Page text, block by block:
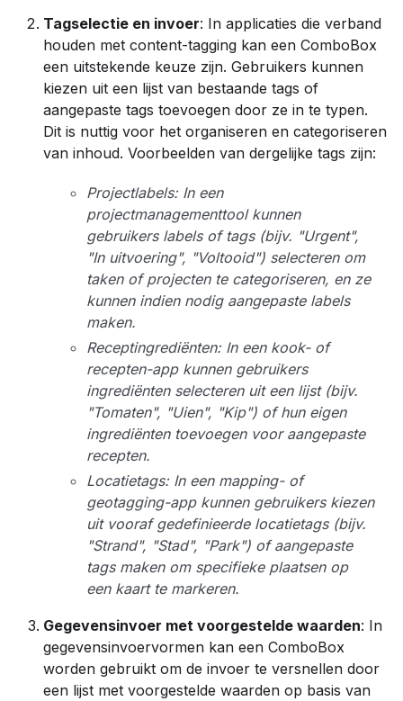
Tagselectie en invoer: In applicaties die verband
houden met content-tagging kan een ComboBox
een uitstekende keuze zijn. Gebruikers kunnen
kiezen uit een lijst van bestaande tags of
aangepaste tags toevoegen door ze in te typen.
Dit is nuttig voor het organiseren en categoriseren
van inhoud. Voorbeelden van dergelijke tags zijn:
Projectlabels: In een
projectmanagementtool kunnen
gebruikers labels of tags (bijv. "Urgent",
"In uitvoering", "Voltooid") selecteren om
taken of projecten te categoriseren, en ze
kunnen indien nodig aangepaste labels
maken.
Receptingrediënten: In een kook- of
recepten-app kunnen gebruikers
ingrediënten selecteren uit een lijst (bijv.
"Tomaten", "Uien", "Kip") of hun eigen
ingrediënten toevoegen voor aangepaste
recepten.
Locatietags: In een mapping- of
geotagging-app kunnen gebruikers kiezen
uit vooraf gedefinieerde locatietags (bijv.
"Strand", "Stad", "Park") of aangepaste
tags maken om specifieke plaatsen op
een kaart te markeren.
Gegevensinvoer met voorgestelde waarden: In
gegevensinvoervormen kan een ComboBox
worden gebruikt om de invoer te versnellen door
een lijst met voorgestelde waarden op basis van